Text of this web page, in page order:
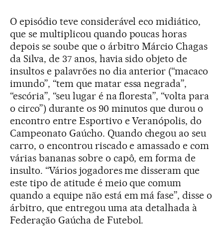
O episódio teve considerável eco midiático,
que se multiplicou quando poucas horas
depois se soube que o árbitro Márcio Chagas
da Silva, de 37 anos, havia sido objeto de
insultos e palavrões no dia anterior (“macaco
imundo”, “tem que matar essa negrada”,
“escória”, “seu lugar é na floresta”, “volta para
o circo”) durante os 90 minutos que durou o
encontro entre Esportivo e Veranópolis, do
Campeonato Gaúcho. Quando chegou ao seu
carro, o encontrou riscado e amassado e com
várias bananas sobre o capô, em forma de
insulto. “Vários jogadores me disseram que
este tipo de atitude é meio que comum
quando a equipe não está em má fase”, disse o
árbitro, que entregou uma ata detalhada à
Federação Gaúcha de Futebol.